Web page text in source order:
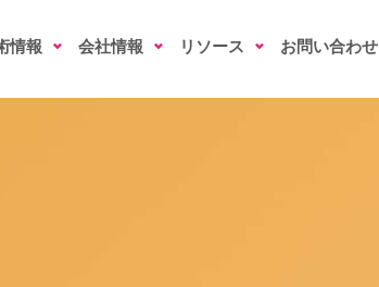
情報 会社情報 リソース お問い合わせ